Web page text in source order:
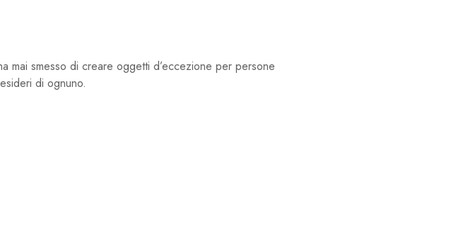
mai smesso di creare oggetti d’eccezione per persone
di ognuno.